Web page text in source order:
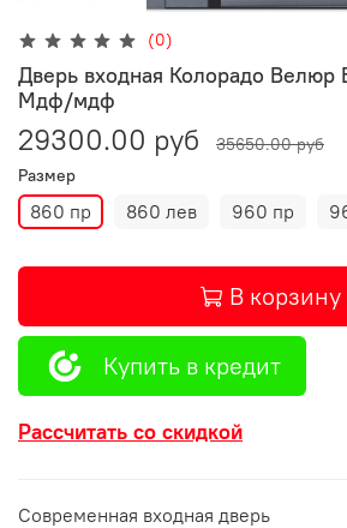
(0)
Дверь входная Колорадо
Мдф/мдф
29300.00 руб
35650.00 руб
Размер
860 пр 860 лев 960 пр
В корзину
Купить в кредит
Рассчитать со скидкой
Современная входная дверь